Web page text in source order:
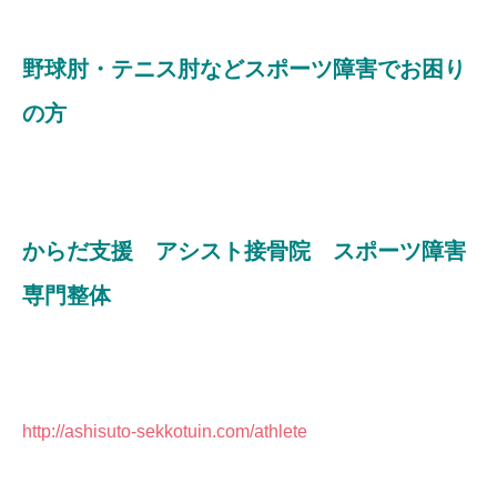
野球肘・テニス肘などスポーツ障害でお困り
の方
からだ支援 アシスト接骨院 スポーツ障害
専門整体
http://ashisuto-sekkotuin.com/athlete